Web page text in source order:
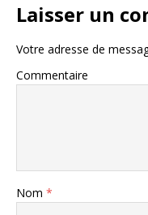
Laisser un
Votre adresse de
Commentaire
Nom *